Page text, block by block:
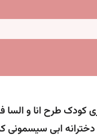
کودک طرح انا و السا
ابی سیسمونی